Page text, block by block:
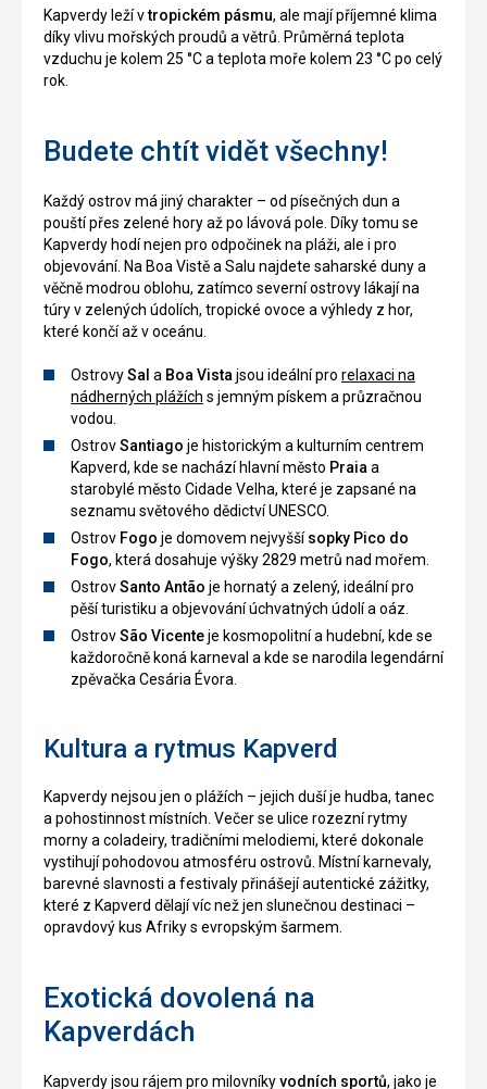
Kapverdy leží vtropickém pásmu, ale mají příjemné klima
díky vlivu mořských proudů a větrů. Průměrná teplota
vzduchu je kolem 25 °C a teplota moře kolem 23 °C po celý
rok.
Budete chtít vidět všechny!
Každý ostrov má jiný charakter – od písečných dun a
pouští přes zelené hory až po lávová pole. Díky tomu se
Kapverdy hodí nejen pro odpočinek na pláži, ale i pro
objevování. Na Boa Vistě a Salu najdete saharské duny a
věčně modrou oblohu, zatímco severní ostrovy lákají na
túry v zelených údolích, tropické ovoce a výhledy z hor,
které končí až v oceánu.
OstrovySal a Boa Vista jsou ideální pro relaxaci na
nádherných plážích s jemným pískem a průzračnou
vodou.
OstrovSantiago je historickým a kulturním centrem
Kapverd, kde se nachází hlavní město Praia a
starobylé město Cidade Velha, které je zapsané na
seznamu světového dědictví UNESCO.
Ostrov Fogo je domovem nejvyššísopky Pico do
Fogo, která dosahuje výšky 2829 metrů nad mořem.
OstrovSanto Antão je hornatý a zelený, ideální pro
pěší turistiku a objevování úchvatných údolí a oáz.
OstrovSão Vicenteje kosmopolitní a hudební, kde se
každoročně koná karneval a kde se narodila legendární
zpěvačka Cesária Évora.
Kultura a rytmus Kapverd
Kapverdy nejsou jen o plážích – jejich duší je hudba, tanec
a pohostinnost místních. Večer se ulice rozezní rytmy
morny a coladeiry, tradičními melodiemi, které dokonale
vystihují pohodovou atmosféru ostrovů. Místní karnevaly,
barevné slavnosti a festivaly přinášejí autentické zážitky,
které z Kapverd dělají víc než jen slunečnou destinaci –
opravdový kus Afriky s evropským šarmem.
Exotická dovolená na
Kapverdách
Kapverdy jsou rájem pro milovníkyvodních sportů, jako je